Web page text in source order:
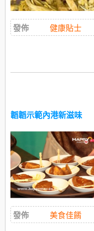
發佈 健康貼士
韜韜示範內港新滋味
發佈 美食佳餚